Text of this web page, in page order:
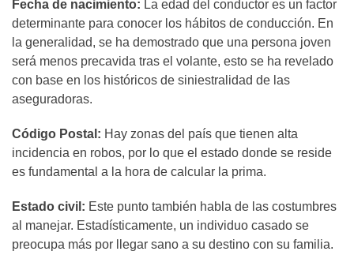
Fecha de nacimiento: La edad del conductor es un factor
determinante para conocer los hábitos de conducción. En
la generalidad, se ha demostrado que una persona joven
será menos precavida tras el volante, esto se ha revelado
con base en los históricos de siniestralidad de las
aseguradoras.
Código Postal: Hay zonas del país que tienen alta
incidencia en robos, por lo que el estado donde se reside
es fundamental a la hora de calcular la prima.
Estado civil: Este punto también habla de las costumbres
al manejar. Estadísticamente, un individuo casado se
preocupa más por llegar sano a su destino con su familia.